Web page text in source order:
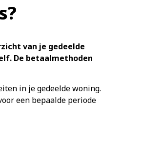
van je gedeelde
De betaalmethoden
in je gedeelde woning.
een bepaalde periode